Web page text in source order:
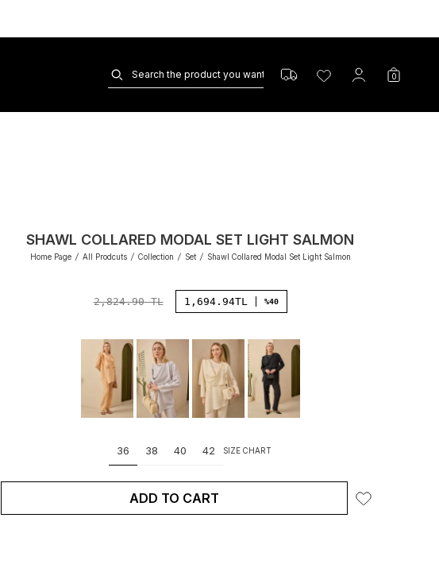
0
SHAWL COLLARED MODAL SET LIGHT SALMON
Home Page / All Prodcuts / Collection / Set / Shawl Collared Modal Set Light Salmon
2,824.90TL 1,694.94TL %40
36 38 40 42 SIZE CHART
ADD TO CART